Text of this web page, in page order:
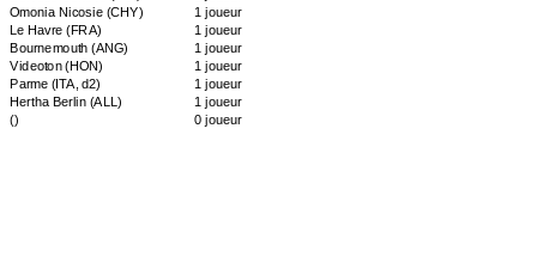
Omonia Nicosie (CHY)
1 joueur
Le Havre(FRA)
1 joueur
Bournemouth(ANG)
1 joueur
Videoton(HON)
1 joueur
Parme (ITA, d2)
1 joueur
Hertha Berlin (ALL)
1 joueur
()
0 joueur